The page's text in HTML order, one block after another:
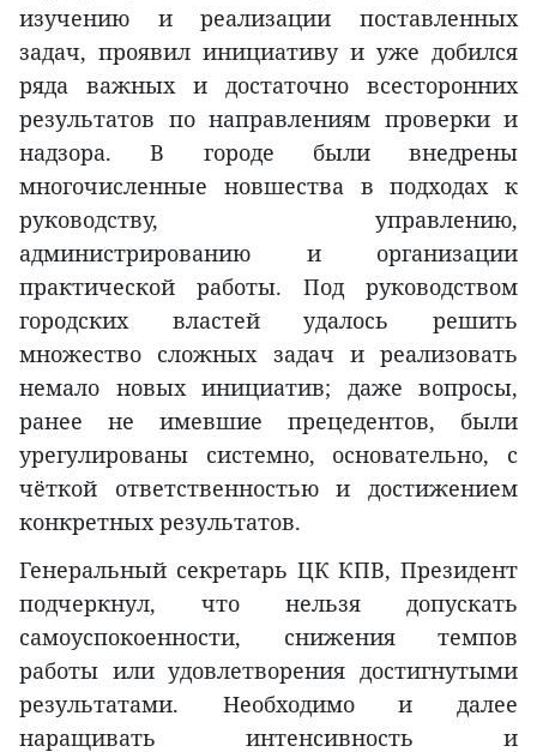
изучению и реализации поставленных
задач, проявил инициативу и уже добился
ряда важных и достаточно всесторонних
результатов по направлениям проверки и
надзора. В городе были внедрены
многочисленные новшества в подходах к
руководству, управлению,
администрированию и организации
практической работы. Под руководством
городских властей удалось решить
множество сложных задач и реализовать
немало новых инициатив; даже вопросы,
ранее не имевшие прецедентов, были
урегулированы системно, основательно, с
чёткой ответственностью и достижением
конкретных результатов.
Генеральный секретарь ЦК КПВ, Президент
подчеркнул, что нельзя допускать
самоуспокоенности, снижения темпов
работы или удовлетворения достигнутыми
результатами. Необходимо и далее
наращивать интенсивность и